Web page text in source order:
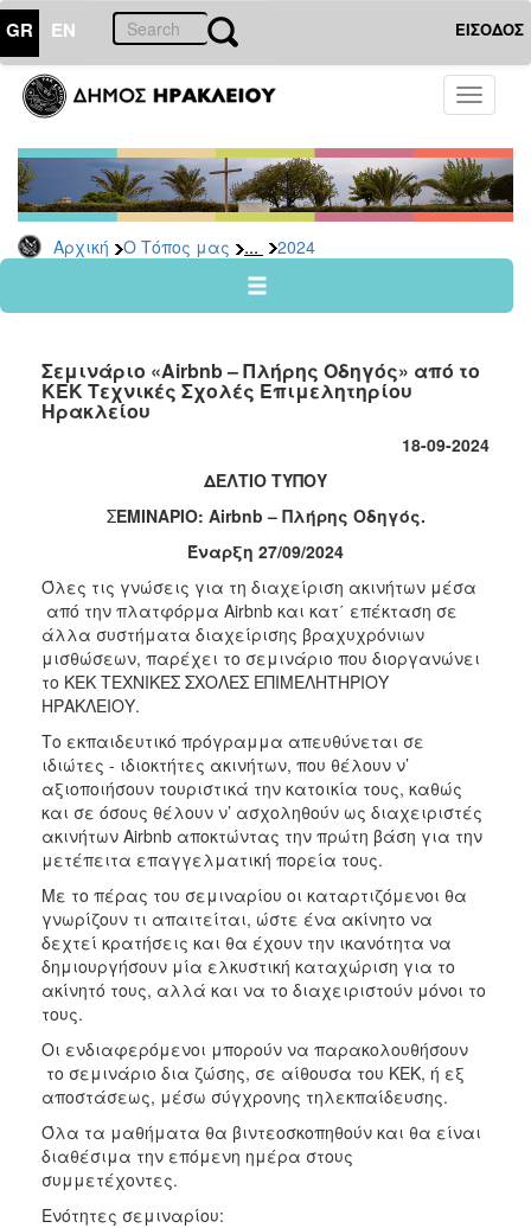
GR EN ΕΙΣΟΔΟΣ
Toggle
Αρχική Ο Τόπος μας ... 2024
ΤΟΠΟΣ
ΜΑΣ
Ανακοινώσεις
Αρχείο
2026
2024
2022
2021
2018
2016
2015
2012
2011
ΔΗΜΟΣ
ΠΟΛΙΤΙΣΜΟΣ
ΑΝΘΕΚΤΙΚΗ
ΠΟΛΗ
Σεμινάριο «Airbnb – Πλήρης Οδηγός» από το
ΚΕΚ Τεχνικές Σχολές Επιμελητηρίου
Ηρακλείου
18-09-2024
ΔΕΛΤΙΟ ΤΥΠΟΥ
ΣΕΜΙΝΑΡΙΟ: Airbnb – Πλήρης Οδηγός.
Έναρξη 27/09/2024
Όλες τις γνώσεις για τη διαχείριση ακινήτων μέσα
από την πλατφόρμα Airbnb και κατ΄ επέκταση σε
άλλα συστήματα διαχείρισης βραχυχρόνιων
μισθώσεων, παρέχει το σεμινάριο που διοργανώνει
το ΚΕΚ ΤΕΧΝΙΚΕΣ ΣΧΟΛΕΣ ΕΠΙΜΕΛΗΤΗΡΙΟΥ
ΗΡΑΚΛΕΙΟΥ.
Το εκπαιδευτικό πρόγραμμα απευθύνεται σε
ιδιώτες - ιδιοκτήτες ακινήτων, που θέλουν ν’
αξιοποιήσουν τουριστικά την κατοικία τους, καθώς
και σε όσους θέλουν ν’ ασχοληθούν ως διαχειριστές
ακινήτων Airbnb αποκτώντας την πρώτη βάση για την
μετέπειτα επαγγελματική πορεία τους.
Με το πέρας του σεμιναρίου οι καταρτιζόμενοι θα
γνωρίζουν τι απαιτείται, ώστε ένα ακίνητο να
δεχτεί κρατήσεις και θα έχουν την ικανότητα να
δημιουργήσουν μία ελκυστική καταχώριση για το
ακίνητό τους, αλλά και να το διαχειριστούν μόνοι το
τους.
Οι ενδιαφερόμενοι μπορούν να παρακολουθήσουν
το σεμινάριο δια ζώσης, σε αίθουσα του ΚΕΚ, ή εξ
αποστάσεως, μέσω σύγχρονης τηλεκπαίδευσης.
Όλα τα μαθήματα θα βιντεοσκοπηθούν και θα είναι
διαθέσιμα την επόμενη ημέρα στους
συμμετέχοντες.
Ενότητες σεμιναρίου: